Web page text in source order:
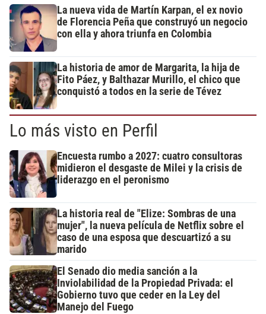
La nueva vida de Martín Karpan, el ex novio
de Florencia Peña que construyó un negocio
con ella y ahora triunfa en Colombia
La historia de amor de Margarita, la hija de
Fito Páez, y Balthazar Murillo, el chico que
conquistó a todos en la serie de Tévez
Lo más visto en Perfil
Encuesta rumbo a 2027: cuatro consultoras
midieron el desgaste de Milei y la crisis de
liderazgo en el peronismo
La historia real de "Elize: Sombras de una
mujer", la nueva película de Netflix sobre el
caso de una esposa que descuartizó a su
marido
El Senado dio media sanción a la
Inviolabilidad de la Propiedad Privada: el
Gobierno tuvo que ceder en la Ley del
Manejo del Fuego